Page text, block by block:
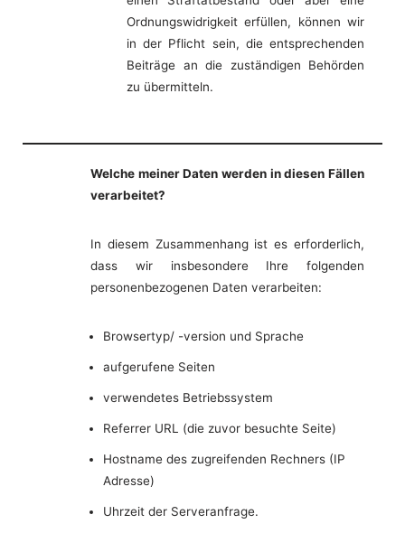
Ordnungswidrigkeit erfüllen, können wir
in der Pflicht sein, die entsprechenden
Beiträge an die zuständigen Behörden
zu übermitteln.
Welche meiner Daten werden in diesen Fällen
verarbeitet?
In diesem Zusammenhang ist es erforderlich,
dass wir insbesondere Ihre folgenden
personenbezogenen Daten verarbeiten:
Browsertyp/ -version und Sprache
aufgerufene Seiten
verwendetes Betriebssystem
Referrer URL (die zuvor besuchte Seite)
Hostname des zugreifenden Rechners (IP
Adresse)
Uhrzeit der Serveranfrage.